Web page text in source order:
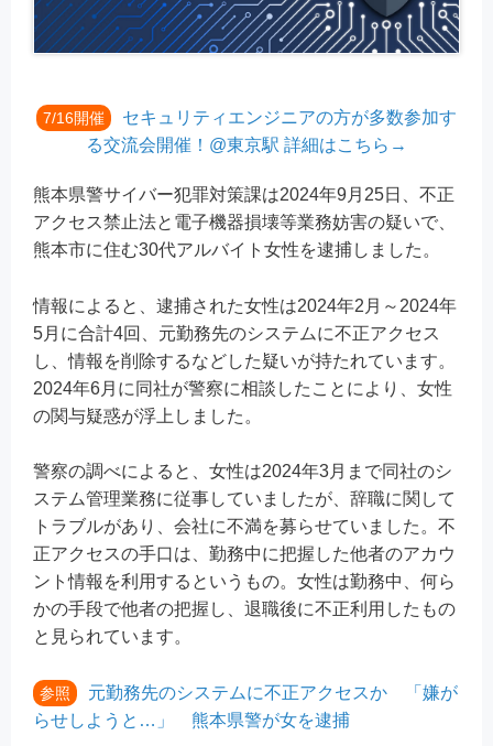
7/16開催
セキュリティエンジニアの方が多数参加す
る交流会開催！@東京駅 詳細はこちら→
熊本県警サイバー犯罪対策課は2024年9月25日、不正
アクセス禁止法と電子機器損壊等業務妨害の疑いで、
熊本市に住む30代アルバイト女性を逮捕しました。
情報によると、逮捕された女性は2024年2月～2024年
5月に合計4回、元勤務先のシステムに不正アクセス
し、情報を削除するなどした疑いが持たれています。
2024年6月に同社が警察に相談したことにより、女性
の関与疑惑が浮上しました。
警察の調べによると、女性は2024年3月まで同社のシ
ステム管理業務に従事していましたが、辞職に関して
トラブルがあり、会社に不満を募らせていました。不
正アクセスの手口は、勤務中に把握した他者のアカウ
ント情報を利用するというもの。女性は勤務中、何ら
かの手段で他者の把握し、退職後に不正利用したもの
と見られています。
参照
元勤務先のシステムに不正アクセスか 「嫌が
らせしようと…」 熊本県警が女を逮捕